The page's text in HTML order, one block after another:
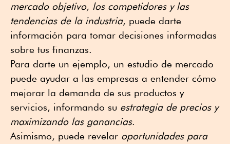
mercado objetivo, los competidores y las
tendencias de la industria, puede darte
información para tomar decisiones informadas
sobre tus finanzas.
Para darte un ejemplo, un estudio de mercado
puede ayudar a las empresas a entender cómo
mejorar la demanda de sus productos y
servicios, informando su estrategia de precios y
maximizando las ganancias.
Asimismo, puede revelar oportunidades para